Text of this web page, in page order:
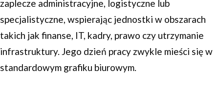
zaplecze administracyjne, logistyczne lub
specjalistyczne, wspierając jednostki w obszarach
takich jak finanse, IT, kadry, prawo czy utrzymanie
infrastruktury. Jego dzień pracy zwykle mieści się w
standardowym grafiku biurowym.